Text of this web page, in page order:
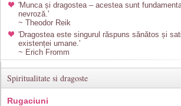
'Munca și dragostea – acestea sunt
nevroză.'
~ Theodor Reik
'Dragostea este singurul răspuns sănătos și
existenței umane.'
~ Erich Fromm
Spiritualitate si dragoste
Rugaciuni